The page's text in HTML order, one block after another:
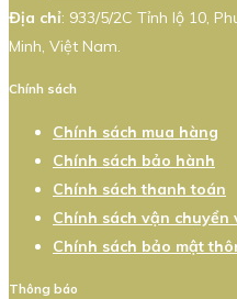
Địa chỉ: 933/5/2C Tỉnh lộ 10,
Minh, Việt Nam.
Chính sách
Chính sách mua hàng
Chính sách bảo hành
Chính sách thanh toán
Chính sách vận chuyển
Chính sách bảo mật
Thông báo